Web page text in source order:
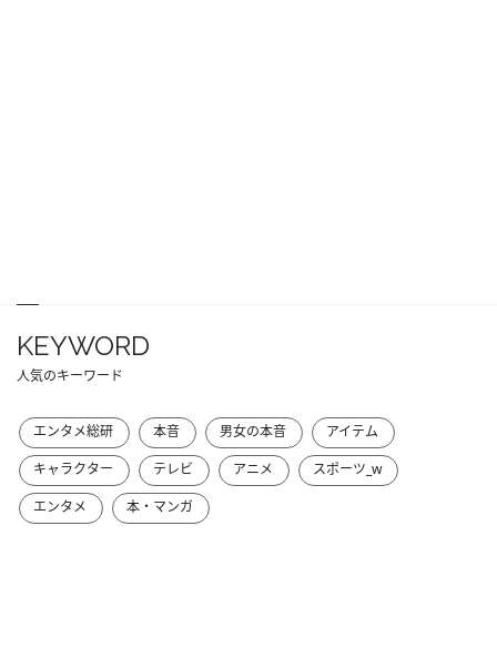
KEYWORD
人気のキーワード
エンタメ総研 本音 男女の本音
アイテム
キャラクター
テレビ アニメ
スポーツ_w
エンタメ
本・マンガ